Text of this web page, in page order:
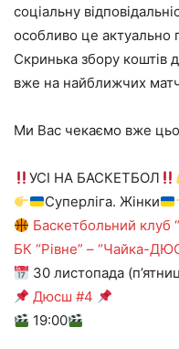
соціальну
особливо це актуально
Скринька збору коштів
вже на найближчих
Ми Вас чекаємо вже
УСІ НА БАСКЕТБОЛ
Суперліга. Жінки
Баскетбольний клуб
БК “Рівне” – “Чайка-
30 листопада
Дюсш #4
19:00